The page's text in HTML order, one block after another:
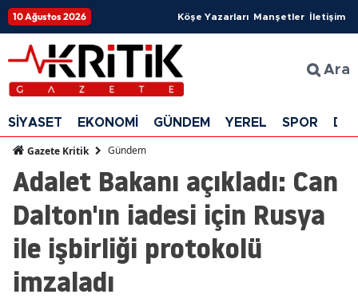
10 Ağustos 2026 Köşe Yazarları Manşetler İletişim
Ara
SİYASET EKONOMİ GÜNDEM YEREL SPOR
Gazete Kritik Gündem
Adalet Bakanı açıkladı: Can
Dalton'ın iadesi için Rusya
ile işbirliği protokolü
imzaladı